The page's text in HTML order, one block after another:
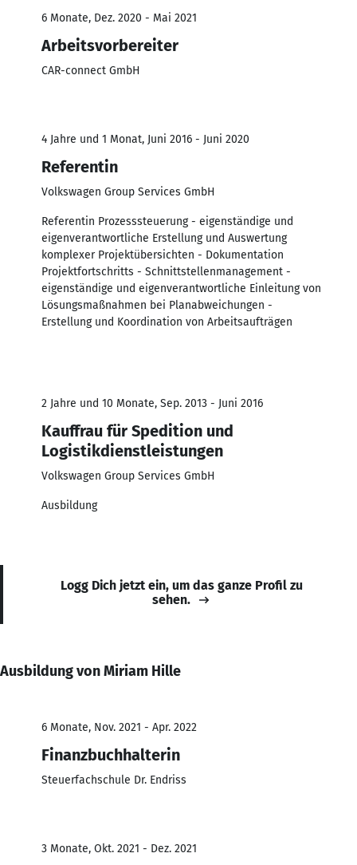
6 Monate, Dez. 2020 - Mai 2021
Arbeitsvorbereiter
CAR-connect GmbH
4 Jahre und 1 Monat, Juni 2016 - Juni 2020
Referentin
Volkswagen Group Services GmbH
Referentin Prozesssteuerung - eigenständige und
eigenverantwortliche Erstellung und Auswertung
komplexer Projektübersichten - Dokumentation
Projektfortschritts - Schnittstellenmanagement -
eigenständige und eigenverantwortliche Einleitung von
Lösungsmaßnahmen bei Planabweichungen -
Erstellung und Koordination von Arbeitsaufträgen
2 Jahre und 10 Monate, Sep. 2013 - Juni 2016
Kauffrau für Spedition und
Logistikdienstleistungen
Volkswagen Group Services GmbH
Ausbildung
Logg Dich jetzt ein, um das ganze Profil zu
sehen.
Ausbildung von Miriam Hille
6 Monate, Nov. 2021 - Apr. 2022
Finanzbuchhalterin
Steuerfachschule Dr. Endriss
3 Monate, Okt. 2021 - Dez. 2021